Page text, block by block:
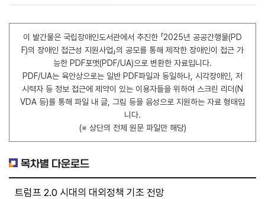
구원에서 제공하는 저작물을 이용하였음을 명시할 것을 동의합니
조건에 따라 이용할 것을 동의합니다.
거나 과학기술정책연구원에서 제시한 이용조건을 이행하지
관련기관에 처벌을 받을 수 있으며, 즉시 저작물의 이용허락을
동의합니다.
과제준비 교육자료 출판활용 기타
이 발간물은 국립장애인도서관에서 추진한 「2025년 공공간행물(PD
F)의 장애인 접근성 지원사업」의 공모를 통해 제작한 장애인이 접근 가
능한 PDF포맷(PDF/UA)으로 변환한 자료입니다.
PDF/UA는 육안상으로는 일반 PDF파일과 동일하나, 시각장애인, 저
시력자 등 정보 접근에 제약이 있는 이용자들을 위하여 스크린 리더(N
VDA 등)를 통해 파일 내 글, 그림 등을 음성으로 지원하는 자료 형태입
니다.
(※ 상단의 전체 원문 파일만 해당)
목차별 다운로드
트럼프 2.0 시대의 대외정책 기조 전망